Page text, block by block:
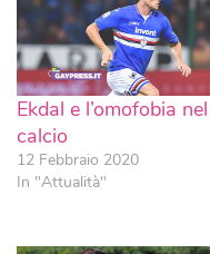
Ekdal e l’omofobia nel
calcio
12 Febbraio 2020
In "Attualità"